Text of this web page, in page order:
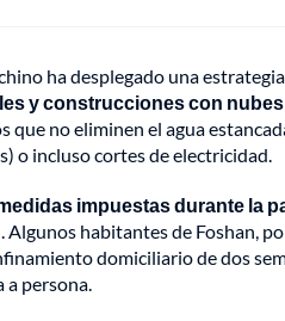
ha desplegado una
y construcciones con
que no eliminen el agua
o incluso cortes de electricidad.
impuestas durante la
. Algunos habitantes de Foshan,
domiciliario de dos
a persona.